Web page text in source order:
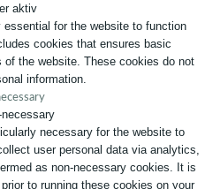
aktiv
for the website to function
cookies that ensures basic
the website. These cookies do not
information.
necessary
necessary for the website to
user personal data via analytics,
as non-necessary cookies. It is
to running these cookies on your